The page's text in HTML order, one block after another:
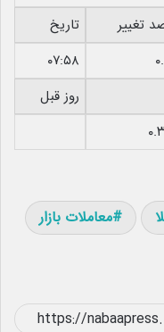
تغییر
تاریخ
۰۷:۵۸
روز قبل
معاملات بازار